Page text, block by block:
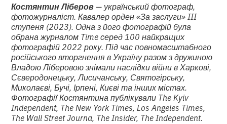
Костянтин Ліберов— український фотограф,
фотожурналіст. Кавалер орден «За заслуги» III
ступеня (2023). Одна з його фотографій була
обрана журналом Time серед 100 найкращих
фотографій 2022 року. Під час повномасштабного
російського вторгнення в Україну разом з дружиною
Владою Ліберовою знімали наслідки війни в Харкові,
Сєверодонецьку, Лисичанську, Святогірську,
Миколаєві, Бучі, Ірпені, Києві та інших містах.
Фотографії Костянтина публікували The Kyiv
Independent, The New York Times, Los Angeles Times,
The Wall Street Journa, The Insider, The Independent.